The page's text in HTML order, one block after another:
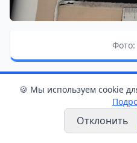
использованием
дактилоскопической
системы удалось
🍪 Мы используем cookie
Отклонить